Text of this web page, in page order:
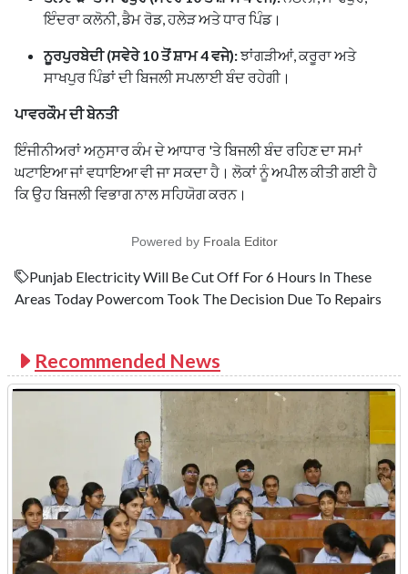
ਇੰਦਰਾ ਕਲੋਨੀ, ਡੈਮ ਰੋਡ, ਹਲੇੜ ਅਤੇ ਧਾਰ ਪਿੰਡ।
ਨੂਰਪੁਰਬੇਦੀ (ਸਵੇਰੇ 10 ਤੋਂ ਸ਼ਾਮ 4 ਵਜੇ):ਝਾਂਗੜੀਆਂ, ਕਰੂਰਾ ਅਤੇ
ਸਾਖਪੁਰ ਪਿੰਡਾਂ ਦੀ ਬਿਜਲੀ ਸਪਲਾਈ ਬੰਦ ਰਹੇਗੀ।
ਪਾਵਰਕੌਮ ਦੀ ਬੇਨਤੀ
ਇੰਜੀਨੀਅਰਾਂ ਅਨੁਸਾਰ ਕੰਮ ਦੇ ਆਧਾਰ 'ਤੇ ਬਿਜਲੀ ਬੰਦ ਰਹਿਣ ਦਾ ਸਮਾਂ
ਘਟਾਇਆ ਜਾਂ ਵਧਾਇਆ ਵੀ ਜਾ ਸਕਦਾ ਹੈ। ਲੋਕਾਂ ਨੂੰ ਅਪੀਲ ਕੀਤੀ ਗਈ ਹੈ
ਕਿ ਉਹ ਬਿਜਲੀ ਵਿਭਾਗ ਨਾਲ ਸਹਿਯੋਗ ਕਰਨ।
Powered by Froala Editor
Punjab Electricity Will Be Cut Off For 6 Hours In These
Areas Today Powercom Took The Decision Due To Repairs
Recommended News